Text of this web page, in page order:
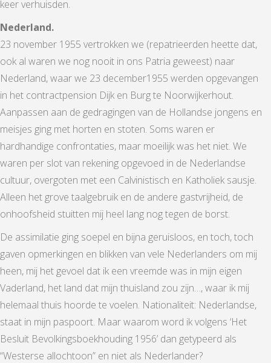
keer verhuisden.
Nederland.
23 november 1955 vertrokken we (repatrieerden heette dat,
ook al waren we nog nooit in ons Patria geweest) naar
Nederland, waar we 23 december1955 werden opgevangen
in het contractpension Dijk en Burg te Noorwijkerhout.
Aanpassen aan de gedragingen van de Hollandse jongens en
meisjes ging met horten en stoten. Soms waren er
hardhandige confrontaties, maar moeilijk was het niet. We
waren per slot van rekening opgevoed in de Nederlandse
cultuur, overgoten met een Calvinistisch en Katholiek sausje.
Alleen het grove taalgebruik en de andere gastvrijheid, de
onhoofsheid stuitten mij heel lang nog tegen de borst.
De assimilatie ging soepel en bijna geruisloos, en toch, toch
gaven opmerkingen en blikken van vele Nederlanders om mij
heen, mij het gevoel dat ik een vreemde was in mijn eigen
Vaderland, het land dat mijn thuisland zou zijn…, waar ik mij
helemaal thuis hoorde te voelen. Nationaliteit: Nederlandse,
staat in mijn paspoort. Maar waarom word ik volgens ‘Het
Besluit Bevolkingsboekhouding 1956’ dan getypeerd als
“Westerse allochtoon” en niet als Nederlander?